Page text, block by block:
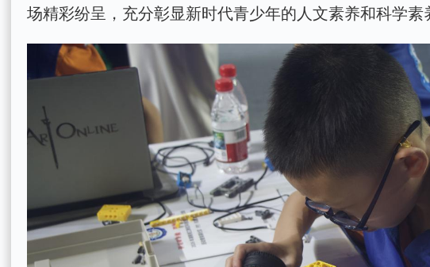
场精彩纷呈，充分彰显新时代青少年的人文素养和科学素